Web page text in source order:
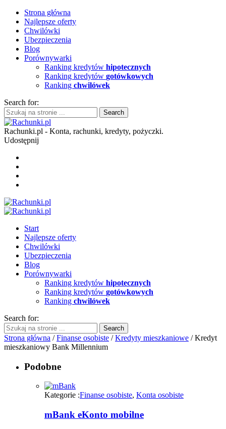
Strona główna
Najlepsze oferty
Chwilówki
Ubezpieczenia
Blog
Porównywarki
Ranking kredytów hipotecznych
Ranking kredytów gotówkowych
Ranking chwilówek
Search for:
Rachunki.pl - Konta, rachunki, kredyty, pożyczki.
Udostępnij
Start
Najlepsze oferty
Chwilówki
Ubezpieczenia
Blog
Porównywarki
Ranking kredytów hipotecznych
Ranking kredytów gotówkowych
Ranking chwilówek
Search for:
Strona główna /Finanse osobiste /Kredyty mieszkaniowe / Kredyt
mieszkaniowy Bank Millennium
Podobne
Kategorie :Finanse osobiste, Konta osobiste
mBank eKonto mobilne